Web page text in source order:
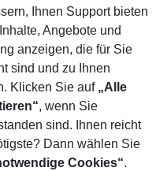
pro Person eine
Ihnen Support bieten
Angebote und
anzeigen, die für Sie
sind und zu Ihnen
Klicken Sie auf „Alle
, wenn Sie
sind. Ihnen reicht
Dann wählen Sie
Cookies“.